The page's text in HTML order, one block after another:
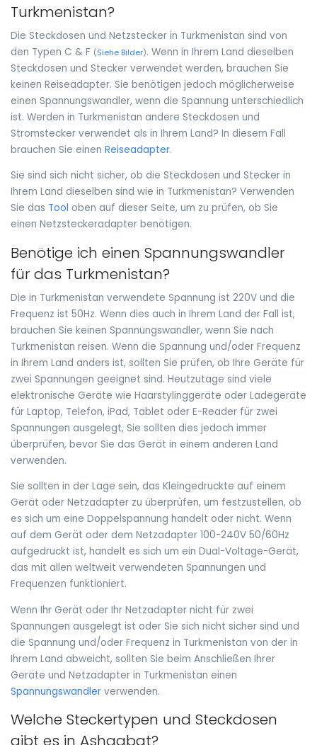
Turkmenistan?
Die Steckdosen und Netzstecker in Turkmenistan sind von
den Typen C & F (Siehe Bilder). Wenn in Ihrem Land dieselben
Steckdosen und Stecker verwendet werden, brauchen Sie
keinen Reiseadapter. Sie benötigen jedoch möglicherweise
einen Spannungswandler, wenn die Spannung unterschiedlich
ist. Werden in Turkmenistan andere Steckdosen und
Stromstecker verwendet als in Ihrem Land? In diesem Fall
brauchen Sie einen Reiseadapter.
Sie sind sich nicht sicher, ob die Steckdosen und Stecker in
Ihrem Land dieselben sind wie in Turkmenistan? Verwenden
Sie das Tool oben auf dieser Seite, um zu prüfen, ob Sie
einen Netzsteckeradapter benötigen.
Benötige ich einen Spannungswandler
für das Turkmenistan?
Die in Turkmenistan verwendete Spannung ist 220V und die
Frequenz ist 50Hz. Wenn dies auch in Ihrem Land der Fall ist,
brauchen Sie keinen Spannungswandler, wenn Sie nach
Turkmenistan reisen. Wenn die Spannung und/oder Frequenz
in Ihrem Land anders ist, sollten Sie prüfen, ob Ihre Geräte für
zwei Spannungen geeignet sind. Heutzutage sind viele
elektronische Geräte wie Haarstylinggeräte oder Ladegeräte
für Laptop, Telefon, iPad, Tablet oder E-Reader für zwei
Spannungen ausgelegt, Sie sollten dies jedoch immer
überprüfen, bevor Sie das Gerät in einem anderen Land
verwenden.
Sie sollten in der Lage sein, das Kleingedruckte auf einem
Gerät oder Netzadapter zu überprüfen, um festzustellen, ob
es sich um eine Doppelspannung handelt oder nicht. Wenn
auf dem Gerät oder dem Netzadapter 100-240V 50/60Hz
aufgedruckt ist, handelt es sich um ein Dual-Voltage-Gerät,
das mit allen weltweit verwendeten Spannungen und
Frequenzen funktioniert.
Wenn Ihr Gerät oder Ihr Netzadapter nicht für zwei
Spannungen ausgelegt ist oder Sie sich nicht sicher sind und
die Spannung und/oder Frequenz in Turkmenistan von der in
Ihrem Land abweicht, sollten Sie beim Anschließen Ihrer
Geräte und Netzadapter in Turkmenistan einen
Spannungswandler verwenden.
Welche Steckertypen und Steckdosen
gibt es in Ashgabat?